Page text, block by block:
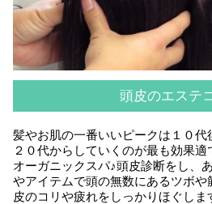
頭皮のエステ
髪やお肌の一番いいピークは１０代
２０代からしていくのが最も効果
オーガニックスパ♪頭皮診断をし、
やアイテムで頭の無数にあるツボ
皮のコリや疲れをしっかりほぐしま